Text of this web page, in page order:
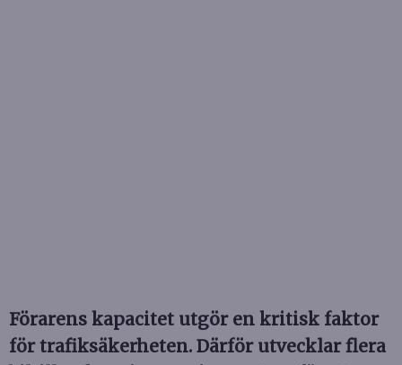
Förarens kapacitet utgör en kritisk faktor
för trafiksäkerheten. Därför utvecklar flera